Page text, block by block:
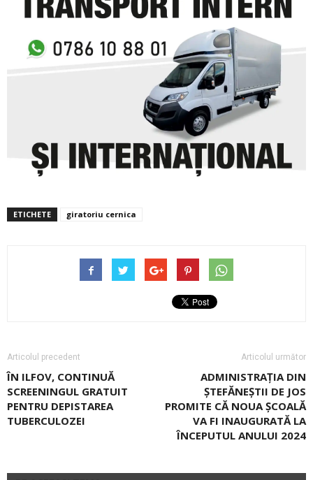
ETICHETE giratoriu cernica
Articolul precedent
ÎN ILFOV, CONTINUĂ
SCREENINGUL GRATUIT
PENTRU DEPISTAREA
TUBERCULOZEI
Articolul următor
ADMINISTRAŢIA DIN
ŞTEFĂNEŞTII DE JOS
PROMITE CĂ NOUA ŞCOALĂ
VA FI INAUGURATĂ LA
ÎNCEPUTUL ANULUI 2024